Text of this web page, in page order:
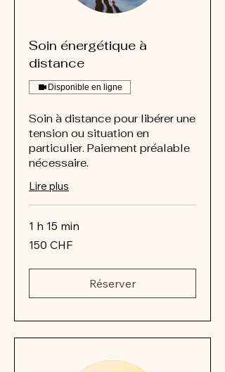
Soin énergétique à
distance
Disponible en ligne
Soin à distance pour libérer une
tension ou situation en
particulier. Paiement préalable
nécessaire.
Lire plus
1 h 15 min
150
francs
150 CHF
Réserver